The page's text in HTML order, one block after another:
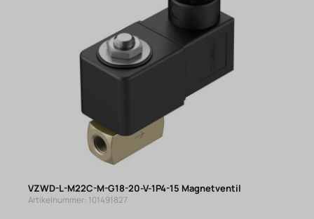
VZWD-L-M22C-M-G18-20-V-1P4-15 Magnetventil
Artikelnummer: 101491827